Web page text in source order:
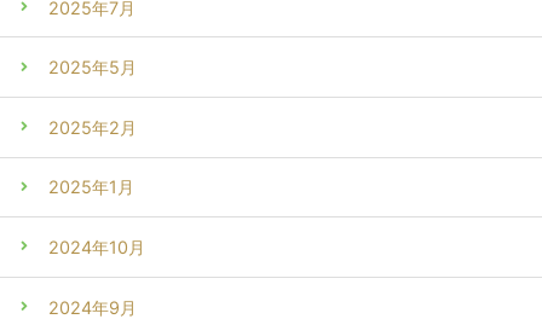
2025年7月
2025年5月
2025年2月
2025年1月
2024年10月
2024年9月